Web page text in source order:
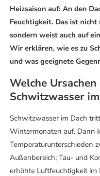
Heizsaison auf: An den
Feuchtigkeit. Das ist
sondern weist auch auf
Wir erklären, wie es zu
und was geeignete
Welche
Schwitzwasser
Schwitzwasser im Dach
Wintermonaten auf. Dann
Temperaturunterschieden
Außenbereich; Tau- und
erhöhte Luftfeuchtigkeit im